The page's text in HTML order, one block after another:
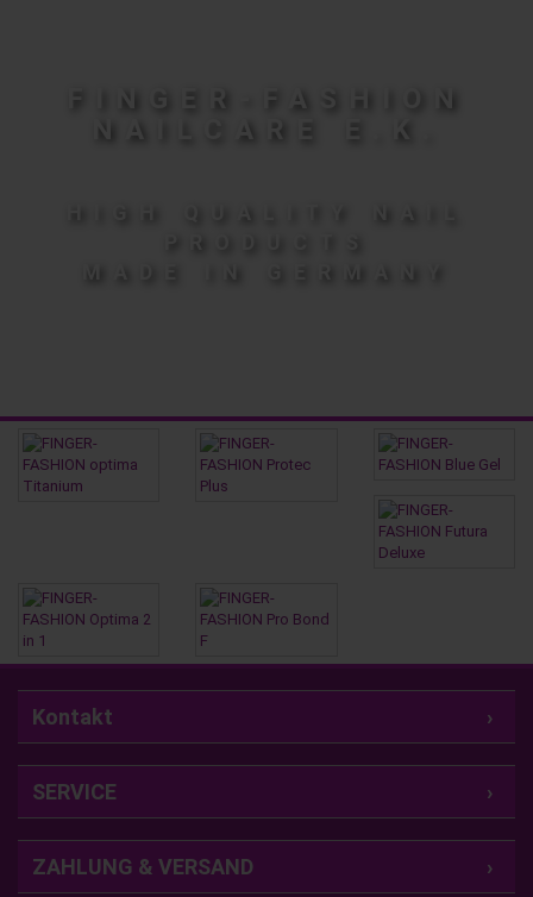
FINGER-FASHION
NAILCARE E.K.
Kontakt
SERVICE
ZAHLUNG & VERSAND